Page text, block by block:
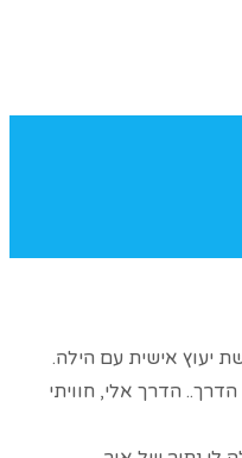
יעוץ אישית עם הילה.
הדרך אלי, חוויתי